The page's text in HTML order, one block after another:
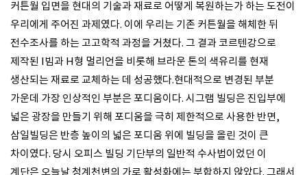
커튼월 입면을 현대의 기술과 재료로 어떻게 복원하는가 하는 도전이
우리에게 주어진 과제였다. 이에 우리는 기존 커튼월을 해체한 뒤
전수조사를 하는 고고학적 과정을 거쳤다. 그 결과 코르텐강으로
제작된 I빔과 H형 멀리언을 비롯해 브라운 톤의 색유리를 현재
생산되는 재료로 교체하는 데 성공했다.현대적으로 변경된 부분
가운데 가장 인상적인 부분은 포디움이다. 시그램 빌딩은 진입부에
넓은 광장을 만들기 위해 포디움을 극히 제한적으로 사용한 반면,
삼일빌딩은 반층 높이의 넓은 포디움 위에 빌딩을 올린 것이 큰
차이였다. 당시 오피스 빌딩 기단부의 일반적 수사법이었던 이